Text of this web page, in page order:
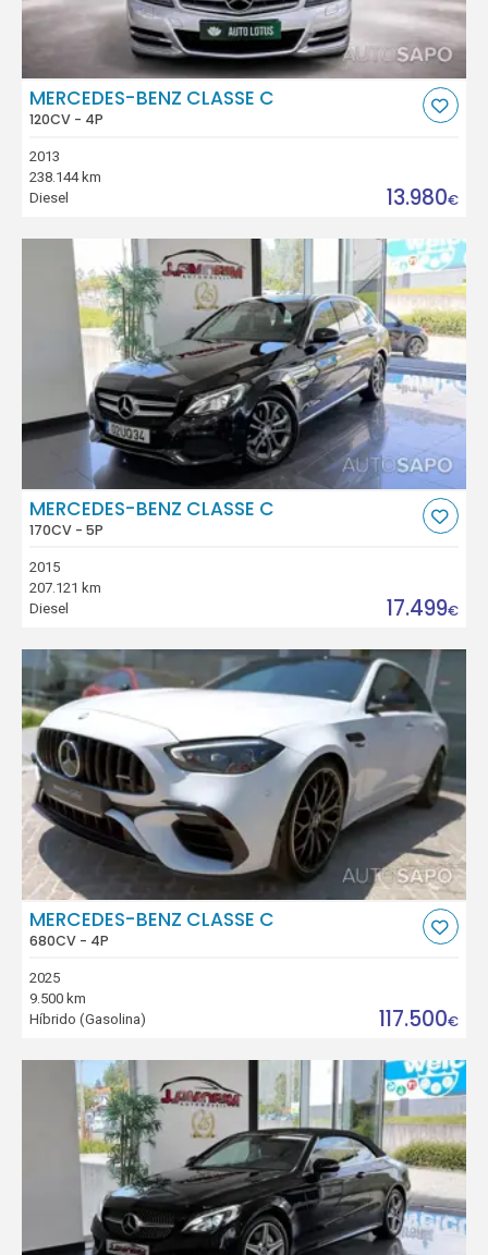
MERCEDES-BENZ CLASSE C
120CV - 4P
2013
238.144 km
Diesel
13.980€
MERCEDES-BENZ CLASSE C
170CV - 5P
2015
207.121 km
Diesel
17.499€
MERCEDES-BENZ CLASSE C
680CV - 4P
2025
9.500 km
Híbrido (Gasolina)
117.500€